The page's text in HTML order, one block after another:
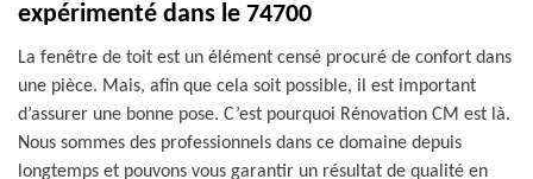
expérimenté dans le 74700
La fenêtre de toit est un élément censé procuré de confort dans
une pièce. Mais, afin que cela soit possible, il est important
d’assurer une bonne pose. C’est pourquoi Rénovation CM est là.
Nous sommes des professionnels dans ce domaine depuis
longtemps et pouvons vous garantir un résultat de qualité en